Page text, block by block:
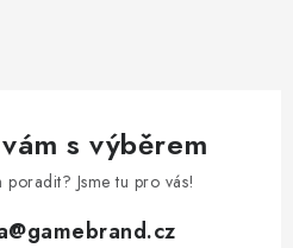
s výběrem
Jsme tu pro vás!
@gamebrand.cz